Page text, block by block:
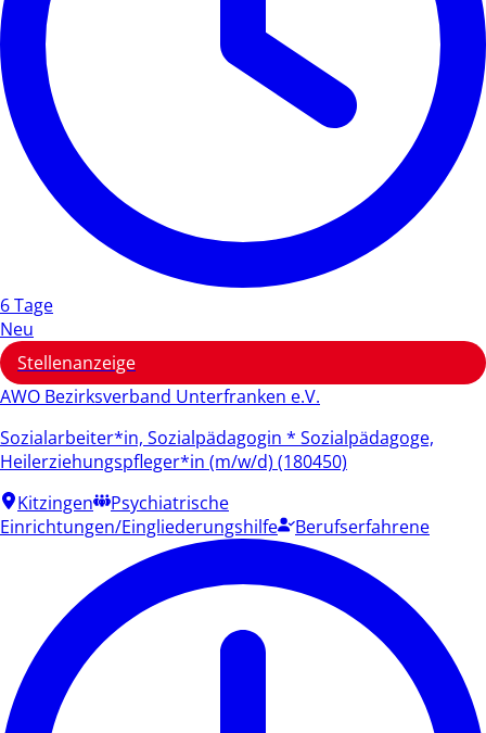
6 Tage
Neu
Stellenanzeige
AWO Bezirksverband Unterfranken e.V.
Sozialarbeiter*in, Sozialpädagogin * Sozialpädagoge,
Heilerziehungspfleger*in (m/w/d) (180450)
Kitzingen
Psychiatrische
Einrichtungen/Eingliederungshilfe
Berufserfahrene